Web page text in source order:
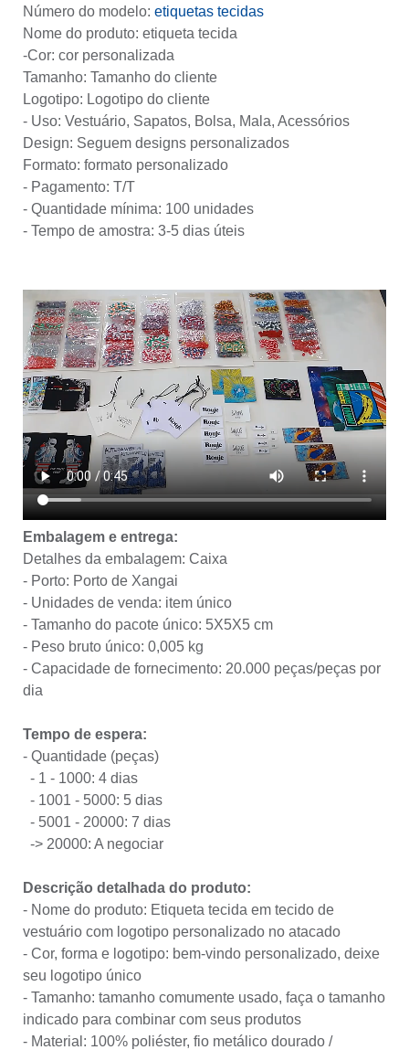
Número do modelo: etiquetas tecidas
Nome do produto: etiqueta tecida
-Cor: cor personalizada
Tamanho: Tamanho do cliente
Logotipo: Logotipo do cliente
- Uso: Vestuário, Sapatos, Bolsa, Mala, Acessórios
Design: Seguem designs personalizados
Formato: formato personalizado
- Pagamento: T/T
- Quantidade mínima: 100 unidades
- Tempo de amostra: 3-5 dias úteis
Embalagem e entrega:
Detalhes da embalagem: Caixa
- Porto: Porto de Xangai
- Unidades de venda: item único
- Tamanho do pacote único: 5X5X5 cm
- Peso bruto único: 0,005 kg
- Capacidade de fornecimento: 20.000 peças/peças por
dia
Tempo de espera:
- Quantidade (peças)
- 1 - 1000: 4 dias
- 1001 - 5000: 5 dias
- 5001 - 20000: 7 dias
-> 20000: A negociar
Descrição detalhada do produto:
- Nome do produto: Etiqueta tecida em tecido de
vestuário com logotipo personalizado no atacado
- Cor, forma e logotipo: bem-vindo personalizado, deixe
seu logotipo único
- Tamanho: tamanho comumente usado, faça o tamanho
indicado para combinar com seus produtos
- Material: 100% poliéster, fio metálico dourado /